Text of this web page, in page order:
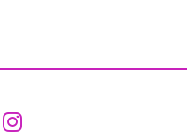
Aceder ao
Aceder ao